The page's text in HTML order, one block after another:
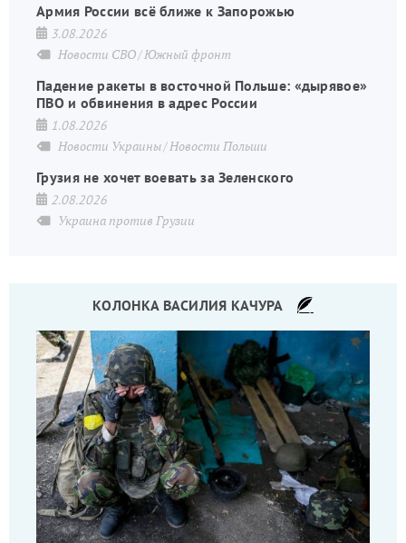
Армия России всё ближе к Запорожью
3.08.2026
Новости СВО Южный фронт
Падение ракеты в восточной Польше: «дырявое»
ПВО и обвинения в адрес России
1.08.2026
Новости Украины Новости Польши
Грузия не хочет воевать за Зеленского
2.08.2026
Украина против Грузии
КОЛОНКА ВАСИЛИЯ КАЧУРА